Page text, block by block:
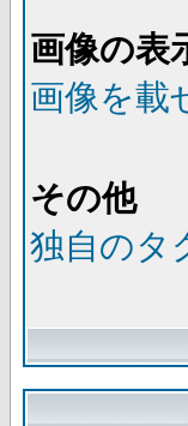
画像の表
画像を載
その他
独自のタ